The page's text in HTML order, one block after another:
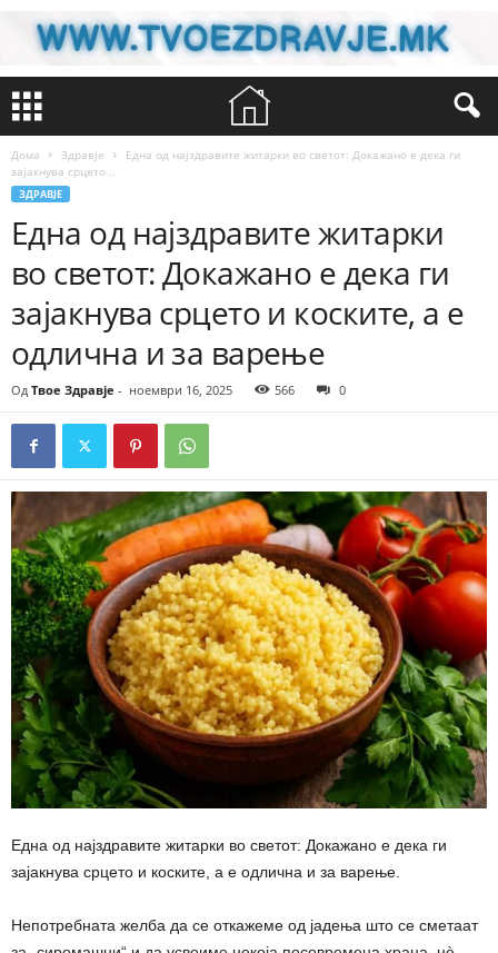
Дома Здравје
Една од најздравите житарки во светот: Докажано е дека ги
зајакнува срцето...
ЗДРАВЈЕ
Една од најздравите житарки
во светот: Докажано е дека ги
зајакнува срцето и коските, а е
одлична и за варење
Од Твое Здравје - ноември 16, 2025 566 0
Една од најздравите житарки во светот: Докажано е дека ги
зајакнува срцето и коските, а е одлична и за варење.
Непотребната желба да се откажеме од јадења што се сметаат